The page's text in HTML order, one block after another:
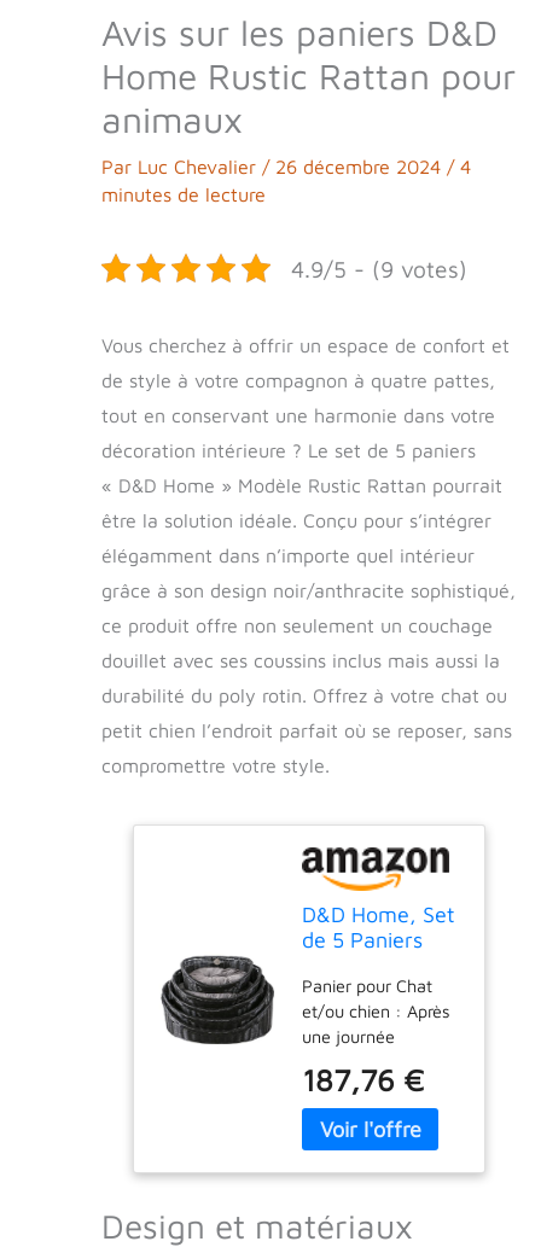
Avis sur les paniers D&D
Home Rustic Rattan pour
animaux
Par Luc Chevalier / 26 décembre 2024 / 4
minutes de lecture
4.9/5 - (9 votes)
Vous cherchez à offrir un espace de confort et
de style à votre compagnon à quatre pattes,
tout en conservant une harmonie dans votre
décoration intérieure ? Le set de 5 paniers
« D&D Home » Modèle Rustic Rattan pourrait
être la solution idéale. Conçu pour s’intégrer
élégamment dans n’importe quel intérieur
grâce à son design noir/anthracite sophistiqué,
ce produit offre non seulement un couchage
douillet avec ses coussins inclus mais aussi la
durabilité du poly rotin. Offrez à votre chat ou
petit chien l’endroit parfait où se reposer, sans
compromettre votre style.
D&D Home, Set
de 5 Paniers
et/ou Chien
Modèle Rustic
Rattan avec
Coussin,
Noir/Anthracite,
Panier en Poly
rotin, Coussin
Inclus, Convient
Petit Chien
Panier pour Chat
et/ou chien : Après
une journée
compagnon à 4
pattes a besoin un
sommeil réparateur.
forme et en bonne
santé. Afin que
187,76 €
Design et matériaux